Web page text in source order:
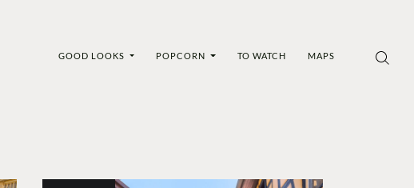
GOOD LOOKS POPCORN TO WATCH MAPS